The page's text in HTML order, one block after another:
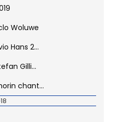
Woluwe
Hans 2...
Gilli...
chant...